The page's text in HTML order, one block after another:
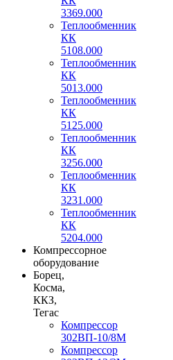
3369.000
Теплообменник
КК
5108.000
Теплообменник
КК
5013.000
Теплообменник
КК
5125.000
Теплообменник
КК
3256.000
Теплообменник
КК
3231.000
Теплообменник
КК
5204.000
Компрессорное
оборудование
Борец,
Косма,
ККЗ,
Тегас
Компрессор
302ВП-10/8М
Компрессор